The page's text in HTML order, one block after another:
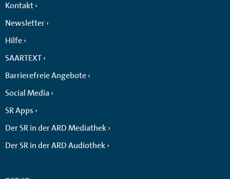
Kontakt
Newsletter
Hilfe
SAARTEXT
Barrierefreie Angebote
Social Media
SR Apps
Der SR in der ARD Mediathek
Der SR in der ARD Audiothek